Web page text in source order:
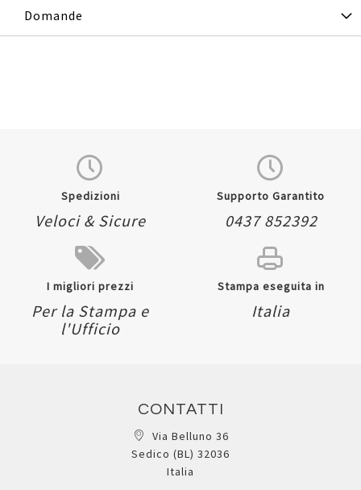
Domande
Spedizioni
Veloci & Sicure
Supporto Garantito
0437 852392
I migliori prezzi
Per la Stampa e
l'Ufficio
Stampa eseguita in
Italia
CONTATTI
Via Belluno 36
Sedico (BL) 32036
Italia